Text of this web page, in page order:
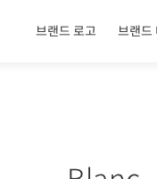
브랜드 로고 브랜드